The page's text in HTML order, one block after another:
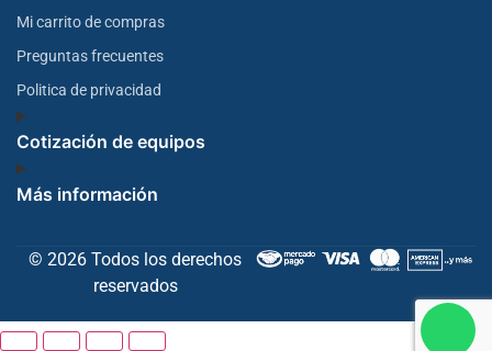
Mi carrito de compras
Preguntas frecuentes
Politica de privacidad
Cotización de equipos
Más información
© 2026 Todos los derechos
reservados